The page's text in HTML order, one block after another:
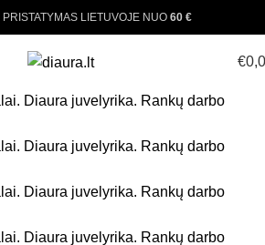
LIETUVOJE NUO 60 €
€